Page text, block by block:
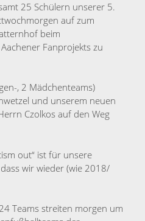
25 Schülern unserer 5.
auf zum
beim
Fanprojekts zu
, 2 Mädchenteams)
und unserem neuen
Czolkos auf den Weg
out“ ist für unsere
wir wieder (wie 2018/
Teams streiten morgen um